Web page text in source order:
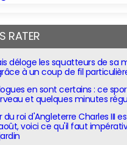
RATER
déloge les squatteurs de sa
à un coup de fil
en sont certains : ce
et quelques minutes
du roi d'Angleterre Charles III
voici ce qu'il faut